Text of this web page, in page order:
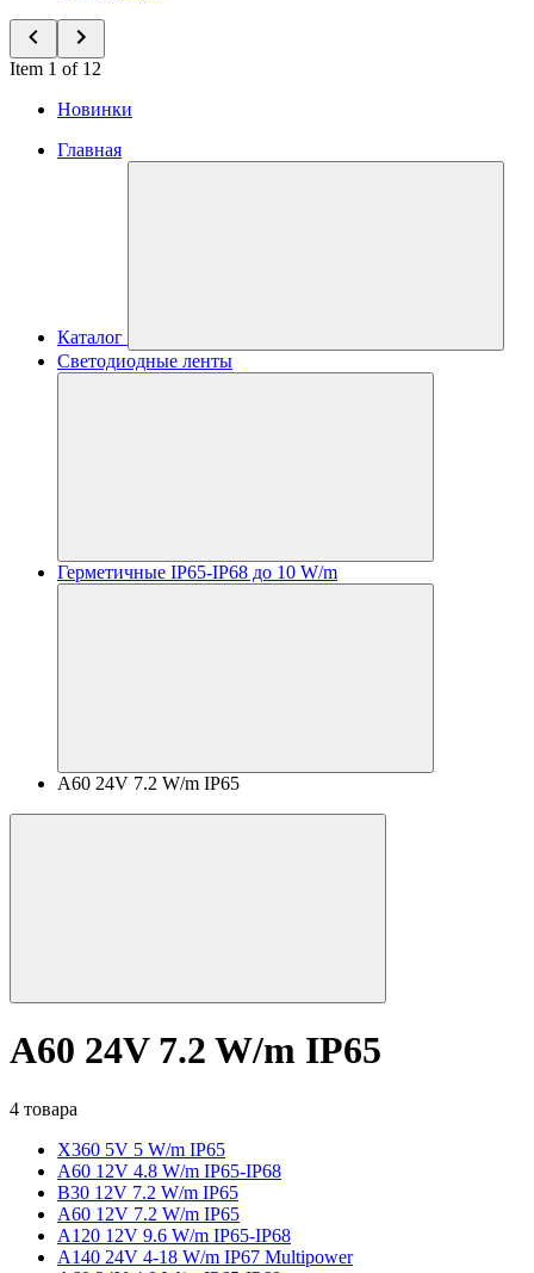
Item 1 of 12
Новинки
Главная
Каталог
Светодиодные ленты
Герметичные IP65-IP68 до 10 W/m
A60 24V 7.2 W/m IP65
A60 24V 7.2 W/m IP65
4 товара
X360 5V 5 W/m IP65
A60 12V 4.8 W/m IP65-IP68
B30 12V 7.2 W/m IP65
A60 12V 7.2 W/m IP65
A120 12V 9.6 W/m IP65-IP68
A140 24V 4-18 W/m IP67 Multipower